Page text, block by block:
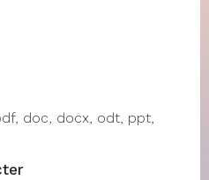
doc, docx, odt, ppt,